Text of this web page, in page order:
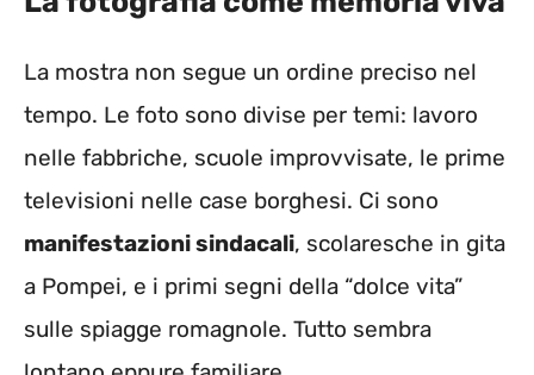
La mostra non segue un ordine preciso nel
tempo. Le foto sono divise per temi: lavoro
nelle fabbriche, scuole improvvisate, le prime
televisioni nelle case borghesi. Ci sono
manifestazioni sindacali, scolaresche in gita
a Pompei, e i primi segni della “dolce vita”
sulle spiagge romagnole. Tutto sembra